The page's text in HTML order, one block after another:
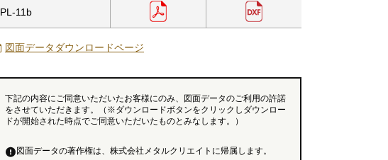
PL-11b
図面データダウンロードページ
下記の内容にご同意いただいたお客様にのみ、図面データのご利用の許諾
をさせていただきます。（※ダウンロードボタンをクリックしダウンロー
ドが開始された時点でご同意いただいたものとみなします。）
図面データの著作権は、株式会社メタルクリエイトに帰属します。